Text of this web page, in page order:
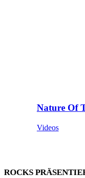
Nature Of
Videos
ROCKS